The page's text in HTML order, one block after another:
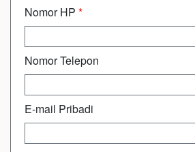
Nomor HP *
Nomor Telepon
E-mail Pribadi